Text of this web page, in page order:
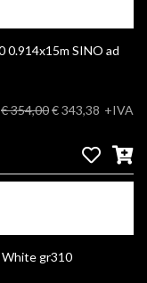
€ 354,00€ 343,38 +IVA
White gr310